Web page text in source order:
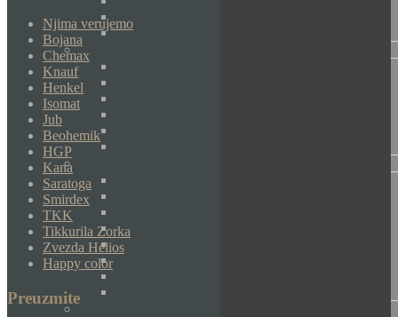
Njima verujemo
Bojana
Chemax
Knauf
Henkel
Isomat
Jub
Beohemik
HGP
Kana
Saratoga
Smirdex
TKK
Tikkurila Zorka
Zvezda Helios
Happy color
Preuzmite